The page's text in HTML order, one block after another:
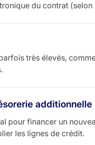
du contrat
très élevés,
additionnelle
pour financer un
les lignes de crédit.